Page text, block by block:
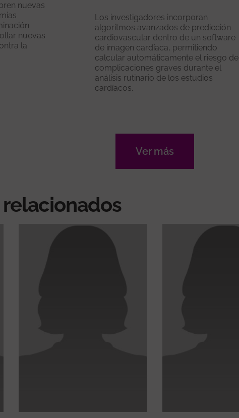
nuevas
nuevas
la
Los investigadores incorporan
algoritmos avanzados de predicción
cardiovascular dentro de un software
de imagen cardíaca, permitiendo
calcular automáticamente el riesgo de
complicaciones graves durante el
análisis rutinario de los estudios
cardíacos.
Ver más